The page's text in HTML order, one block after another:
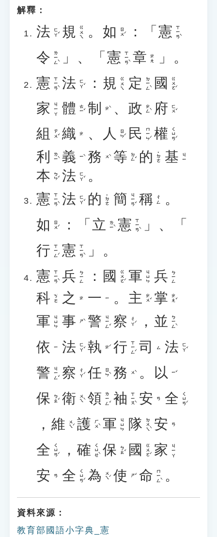
解釋：
法 ㄈㄚˇ 規 ㄍㄨㄟ 。 如 ㄖㄨˊ ：「 憲 ㄒㄧㄢˋ
令 ㄌㄧㄥˋ 」、「 憲 ㄒㄧㄢˋ 章 ㄓㄤ
」。
憲 ㄒㄧㄢˋ 法 ㄈㄚˇ ： 規 ㄍㄨㄟ 定 ㄉㄧㄥˋ 國 ㄍㄨㄛˊ
家 ㄐㄧㄚ 體 ㄊㄧˇ 制 ㄓˋ 、 政 ㄓㄥˋ 府 ㄈㄨˇ
組 ㄗㄨˇ 織 ㄓ 、 人 ㄖㄣˊ 民 ㄇㄧㄣˊ 權 ㄑㄩㄢˊ
利 ㄌㄧˋ 義 ㄧˋ 務 ㄨˋ 等 ㄉㄥˇ 的 ˙ㄉㄜ 基 ㄐㄧ
本 ㄅㄣˇ 法 ㄈㄚˇ 。
憲 ㄒㄧㄢˋ 法 ㄈㄚˇ 的 ˙ㄉㄜ 簡 ㄐㄧㄢˇ 稱 ㄔㄥ
。
如 ㄖㄨˊ ：「 立 ㄌㄧˋ 憲 ㄒㄧㄢˋ
」、「
行 ㄒㄧㄥˊ 憲 ㄒㄧㄢˋ
」。
憲 ㄒㄧㄢˋ 兵 ㄅㄧㄥ ： 國 ㄍㄨㄛˊ 軍 ㄐㄩㄣ 兵 ㄅㄧㄥ
科 ㄎㄜ 之 ㄓ 一 ㄧ 。 主 ㄓㄨˇ 掌 ㄓㄤˇ
軍 ㄐㄩㄣ 事 ㄕˋ 警 ㄐㄧㄥˇ 察 ㄔㄚˊ ， 並 ㄅㄧㄥˋ
依 ㄧ 法 ㄈㄚˇ 執 ㄓˊ 行 ㄒㄧㄥˊ 司 ㄙ 法 ㄈㄚˇ
警 ㄐㄧㄥˇ 察 ㄔㄚˊ 任 ㄖㄣˋ 務 ㄨˋ 。 以 ㄧˇ
保 ㄅㄠˇ 衛 ㄨㄟˋ 領 ㄌㄧㄥˇ 袖 ㄒㄧㄡˋ 安 ㄢ 全 ㄑㄩㄢˊ
， 維 ㄨㄟˊ 護 ㄏㄨˋ 軍 ㄐㄩㄣ 隊 ㄉㄨㄟˋ 安 ㄢ
全 ㄑㄩㄢˊ ， 確 ㄑㄩㄝˋ 保 ㄅㄠˇ 國 ㄍㄨㄛˊ 家 ㄐㄧㄚ
安 ㄢ 全 ㄑㄩㄢˊ 為 ㄨㄟˊ 使 ㄕˇ 命 ㄇㄧㄥˋ 。
資料來源：
教育部國語小字典_憲